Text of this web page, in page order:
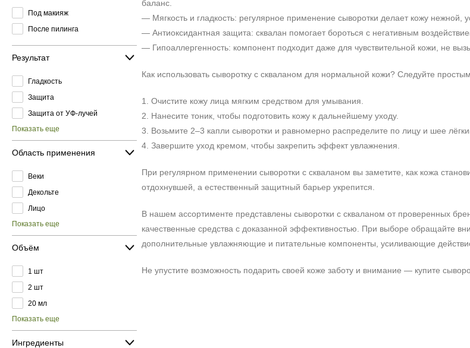
Под макияж
После пилинга
Результат
Гладкость
Защита
Защита от УФ-лучей
Показать еще
Область применения
Веки
Декольте
Лицо
Показать еще
Объём
1 шт
2 шт
20 мл
Показать еще
Ингредиенты
баланс.
— Мягкость и гладкость: регулярное применение сыворотки делает кожу нежной,
— Антиоксидантная защита: сквалан помогает бороться с негативным
— Гипоаллергенность: компонент подходит даже для чувствительной кожи, не
Как использовать сыворотку с скваланом для нормальной кожи? Следуйте
1. Очистите кожу лица мягким средством для умывания.
2. Нанесите тоник, чтобы подготовить кожу к дальнейшему уходу.
3. Возьмите 2–3 капли сыворотки и равномерно распределите по лицу и шее
4. Завершите уход кремом, чтобы закрепить эффект увлажнения.
При регулярном применении сыворотки с скваланом вы заметите, как кожа
отдохнувшей, а естественный защитный барьер укрепится.
В нашем ассортименте представлены сыворотки с скваланом от проверенных
качественные средства с доказанной эффективностью. При выборе обращайте
дополнительные увлажняющие и питательные компоненты, усиливающие
Не упустите возможность подарить своей коже заботу и внимание — купите
Не показывать предложение о
+7 (929) 933-09-89